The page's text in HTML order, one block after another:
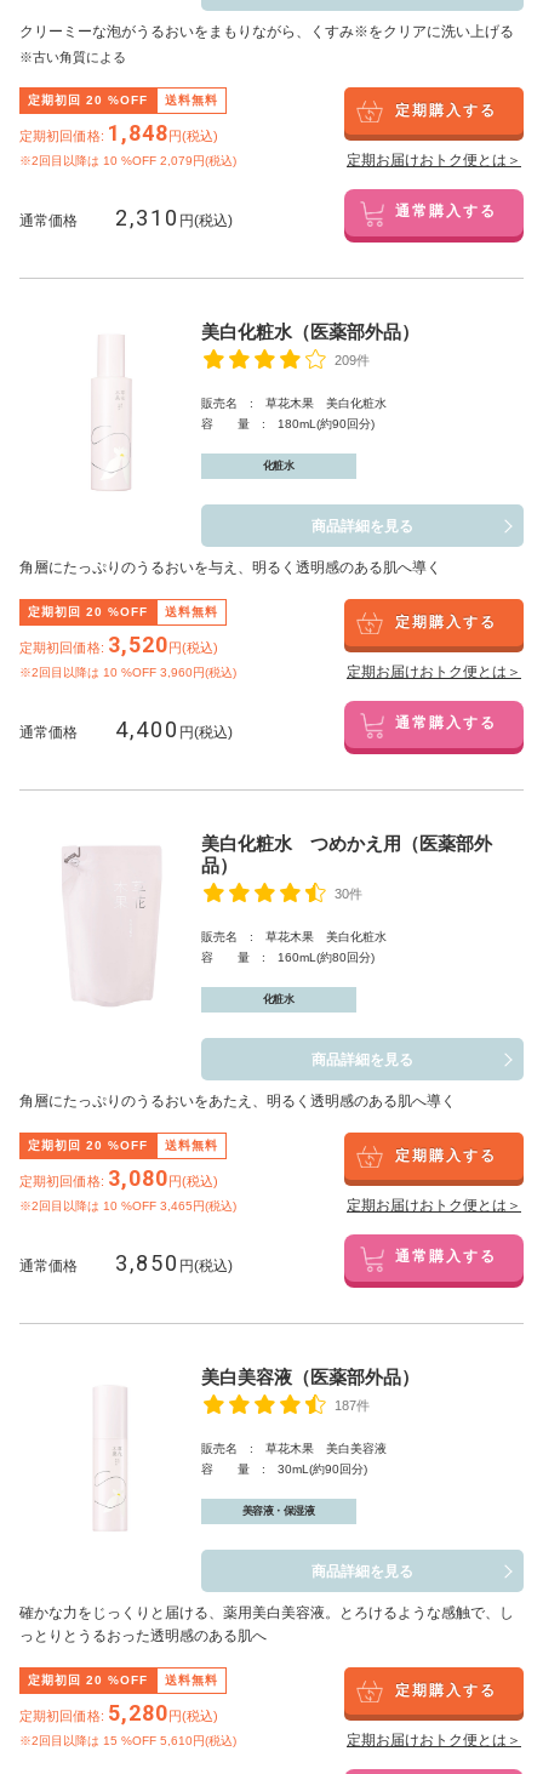
クリーミーな泡がうるおいをまもりながら、くすみ※をクリアに洗い上げる
※古い角質による
定期初回 20 %OFF 送料無料
定期初回価格: 1,848円(税込)
※2回目以降は 10 %OFF 2,079円(税込)
定期購入する
定期お届けおトク便とは＞
通常価格 2,310 円(税込) 通常購入する
美白化粧水（医薬部外品）
209件
販売名 : 草花木果 美白化粧水
容 量 : 180mL(約90回分)
化粧水
商品詳細を見る
角層にたっぷりのうるおいを与え、明るく透明感のある肌へ導く
定期初回 20 %OFF 送料無料
定期初回価格: 3,520円(税込)
※2回目以降は 10 %OFF 3,960円(税込)
定期購入する
定期お届けおトク便とは＞
通常価格 4,400 円(税込) 通常購入する
美白化粧水 つめかえ用（医薬部外
品）
30件
販売名 : 草花木果 美白化粧水
容 量 : 160mL(約80回分)
化粧水
商品詳細を見る
角層にたっぷりのうるおいをあたえ、明るく透明感のある肌へ導く
定期初回 20 %OFF 送料無料
定期初回価格: 3,080円(税込)
※2回目以降は 10 %OFF 3,465円(税込)
定期購入する
定期お届けおトク便とは＞
通常価格 3,850 円(税込) 通常購入する
美白美容液（医薬部外品）
187件
販売名 : 草花木果 美白美容液
容 量 : 30mL(約90回分)
美容液・保湿液
商品詳細を見る
確かな力をじっくりと届ける、薬用美白美容液。とろけるような感触で、し
っとりとうるおった透明感のある肌へ
定期初回 20 %OFF 送料無料
定期初回価格: 5,280円(税込)
※2回目以降は 15 %OFF 5,610円(税込)
定期購入する
定期お届けおトク便とは＞